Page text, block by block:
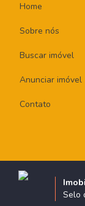
Home
Sobre nós
Buscar imóvel
Anunciar imóvel
Contato
Selo